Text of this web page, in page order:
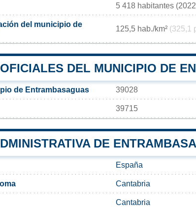
5 418 habitantes
del municipio de
125,5 hab./km² (325,1
DEL MUNICIPIO DE
de Entrambasaguas 39028
39715
DE
España
Cantabria
Cantabria